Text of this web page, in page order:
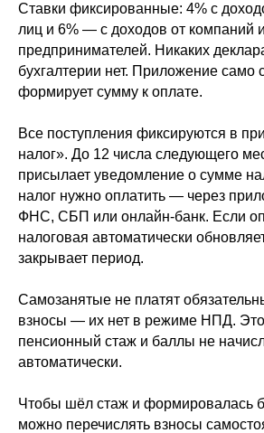
Ставки фиксированные: 4% с
лиц и 6% — с доходов от компаний
предпринимателей. Никаких
бухгалтерии нет. Приложение само
формирует сумму к оплате.
Все поступления фиксируются в
налог». До 12 числа следующего
присылает уведомление о сумме
налог нужно оплатить — через
ФНС, СБП или онлайн-банк. Если
налоговая автоматически
закрывает период.
Самозанятые не платят
взносы — их нет в режиме НПД. Это
пенсионный стаж и баллы не
автоматически.
Чтобы шёл стаж и формировалась
можно перечислять взносы